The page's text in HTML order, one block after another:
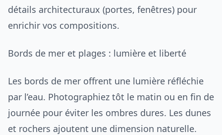
détails architecturaux (portes, fenêtres) pour
enrichir vos compositions.
Bords de mer et plages : lumière et liberté
Les bords de mer offrent une lumière réfléchie
par l’eau. Photographiez tôt le matin ou en fin de
journée pour éviter les ombres dures. Les dunes
et rochers ajoutent une dimension naturelle.